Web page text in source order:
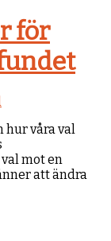
för
våra val
mot en
att ändra